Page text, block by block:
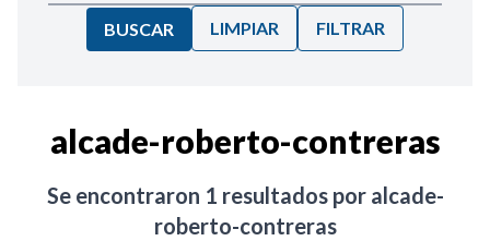
BUSCAR LIMPIAR FILTRAR
alcade-roberto-contreras
Se encontraron 1 resultados por alcade-
roberto-contreras